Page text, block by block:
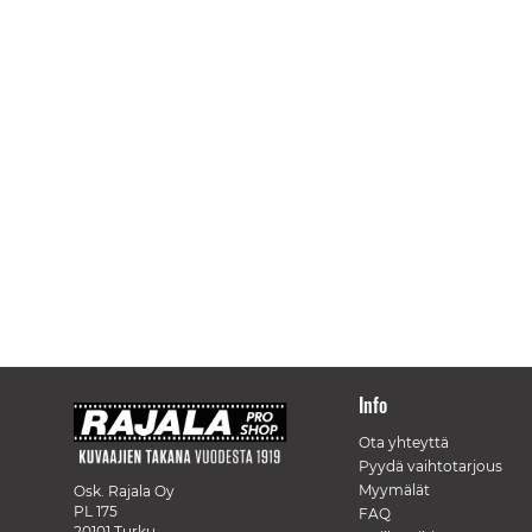
Osk. Rajala Oy
PL 175
Info
Ota yhteyttä
Pyydä vaihtotarjous
Myymälät
FAQ